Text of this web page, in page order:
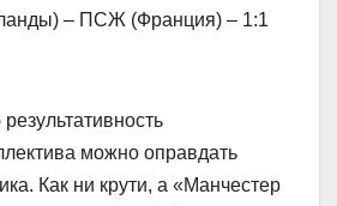
– ПСЖ (Франция) – 1:1
можно оправдать
Как ни крути, а «Манчестер